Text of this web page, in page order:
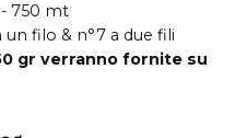
750 mt
un filo & n°7 a due fili
gr verranno fornite su